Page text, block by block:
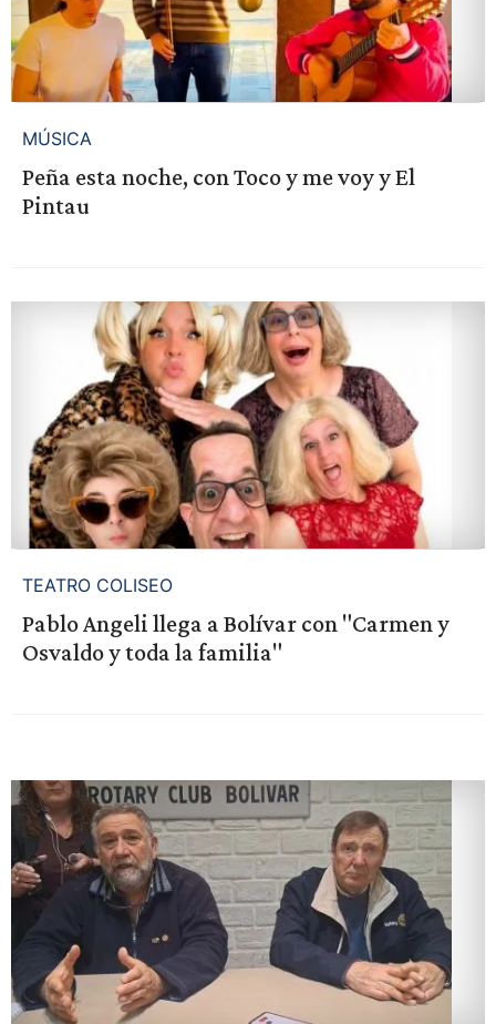
MÚSICA
Peña esta noche, con Toco y me voy y El
Pintau
TEATRO COLISEO
Pablo Angeli llega a Bolívar con "Carmen y
Osvaldo y toda la familia"